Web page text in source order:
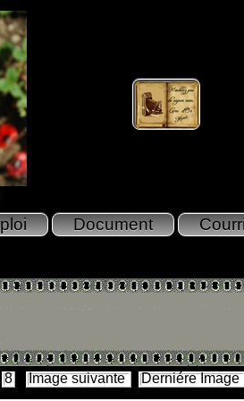
8 Image suivante Derniére Image